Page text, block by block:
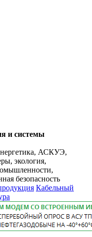
и системы
АСКУЭ,
экология,
безопасность
Кабельный